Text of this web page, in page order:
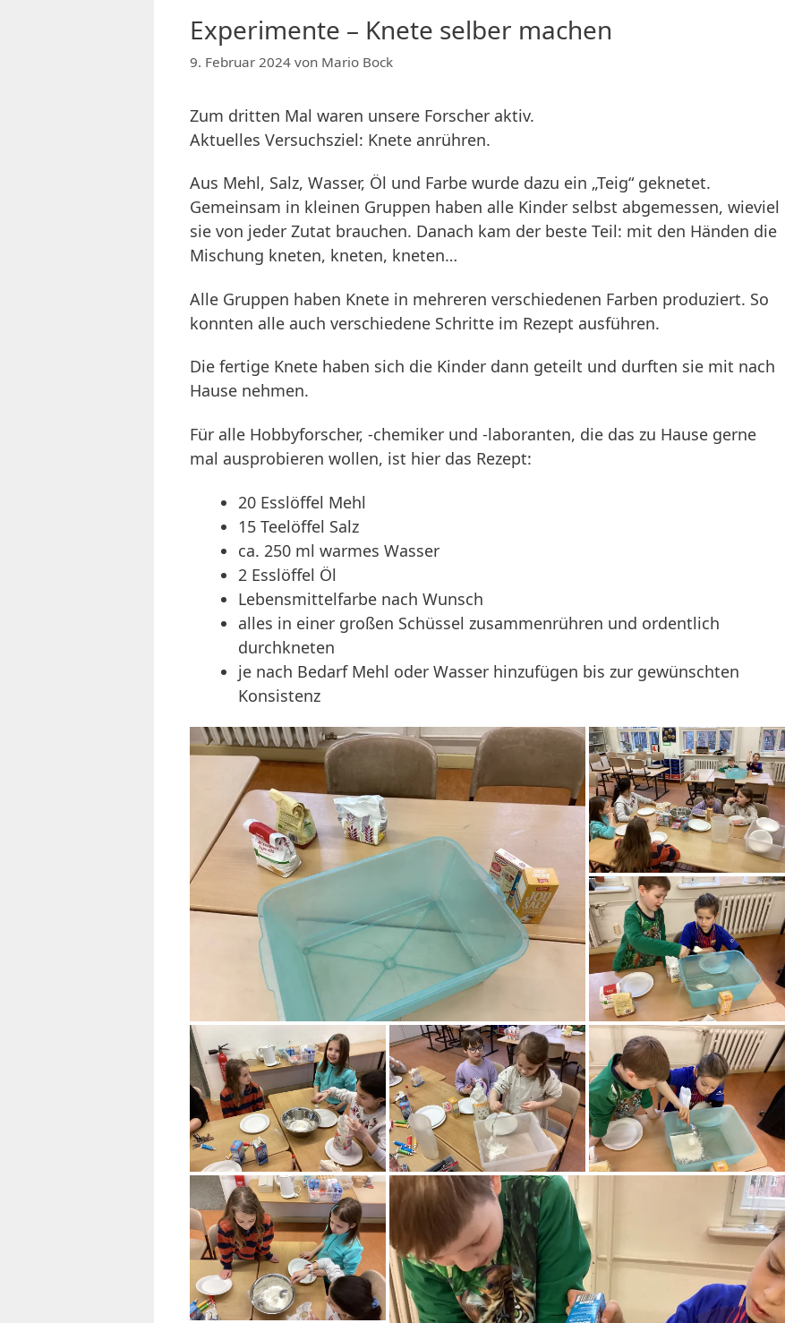
Experimente – Knete selber machen
9. Februar 2024 von Mario Bock
Zum dritten Mal waren unsere Forscher aktiv.
Aktuelles Versuchsziel: Knete anrühren.
Aus Mehl, Salz, Wasser, Öl und Farbe wurde dazu ein „Teig“ geknetet.
Gemeinsam in kleinen Gruppen haben alle Kinder selbst abgemessen, wieviel
sie von jeder Zutat brauchen. Danach kam der beste Teil: mit den Händen die
Mischung kneten, kneten, kneten…
Alle Gruppen haben Knete in mehreren verschiedenen Farben produziert. So
konnten alle auch verschiedene Schritte im Rezept ausführen.
Die fertige Knete haben sich die Kinder dann geteilt und durften sie mit nach
Hause nehmen.
Für alle Hobbyforscher, -chemiker und -laboranten, die das zu Hause gerne
mal ausprobieren wollen, ist hier das Rezept:
20 Esslöffel Mehl
15 Teelöffel Salz
ca. 250 ml warmes Wasser
2 Esslöffel Öl
Lebensmittelfarbe nach Wunsch
alles in einer großen Schüssel zusammenrühren und ordentlich
durchkneten
je nach Bedarf Mehl oder Wasser hinzufügen bis zur gewünschten
Konsistenz